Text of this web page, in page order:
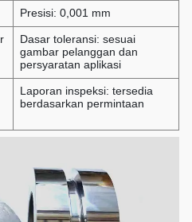
Presisi: 0,001 mm
Dasar toleransi: sesuai
gambar pelanggan dan
persyaratan aplikasi
Laporan inspeksi: tersedia
berdasarkan permintaan